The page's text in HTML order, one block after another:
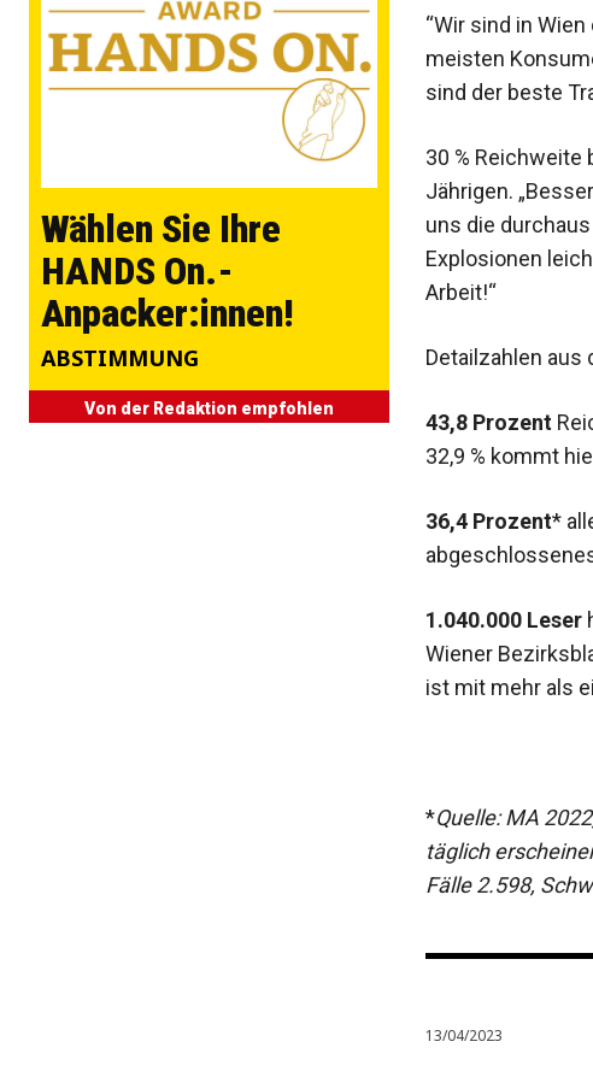
Wählen Sie Ihre
HANDS On.-
Anpacker:innen!
ABSTIMMUNG
Von der Redaktion empfohlen
“Wir sind in Wien
meisten
sind der beste
30 % Reichweite
Jährigen.
uns die
Explosionen
Arbeit!“
Detailzahlen aus
43,8 Prozent
32,9 % kommt
36,4 Prozent*
1.040.000 Leser
Wiener
ist mit mehr als
*Quelle: MA
täglich
Fälle 2.598,
13/04/2023